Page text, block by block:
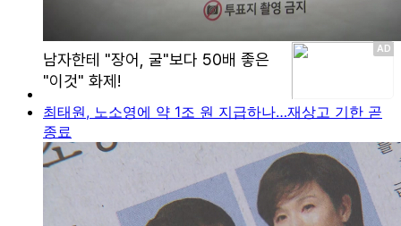
최태원, 노소영에 약 1조 원 지급하나…재상고 기한 곧
종료